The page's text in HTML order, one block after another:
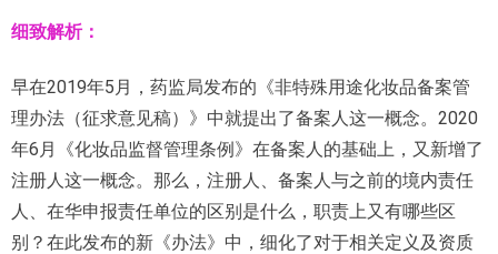
细致解析：
早在2019年5月，药监局发布的《非特殊用途化妆品备案管
理办法（征求意见稿）》中就提出了备案人这一概念。2020
年6月《化妆品监督管理条例》在备案人的基础上，又新增了
注册人这一概念。那么，注册人、备案人与之前的境内责任
人、在华申报责任单位的区别是什么，职责上又有哪些区
别？在此发布的新《办法》中，细化了对于相关定义及资质